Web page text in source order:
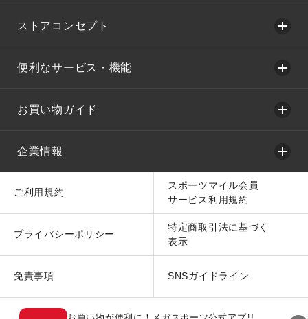
ストアコンセプト
便利なサービス・機能
お買い物ガイド
企業情報
ご利用規約
スポーツマイル会員
サービス利用規約
プライバシーポリシー
特定商取引法に基づく
表示
免責事項 SNSガイドライン